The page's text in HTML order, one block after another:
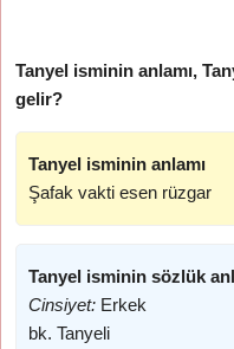
Tanyel isminin anlamı,
gelir?
Tanyel isminin anlamı
Şafak vakti esen rüzgar
Tanyel isminin sözlük
Cinsiyet: Erkek
bk. Tanyeli